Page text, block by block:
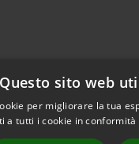
Questo sito web
per migliorare la tua
a tutti i cookie in